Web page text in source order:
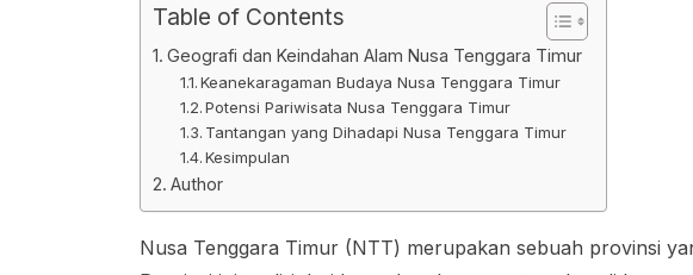
Table of Contents
Geografi dan Keindahan Alam Nusa Tenggara Timur
Keanekaragaman Budaya Nusa Tenggara Timur
Potensi Pariwisata Nusa Tenggara Timur
Tantangan yang Dihadapi Nusa Tenggara Timur
Kesimpulan
Author
Nusa Tenggara Timur (NTT) merupakan sebuah provinsi